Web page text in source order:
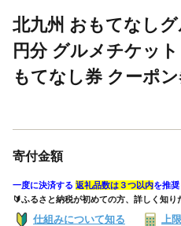
北九州 おもてなし
円分 グルメチケッ
もてなし券 クーポ
寄付金額
一度に決済する 返礼品数は３つ以内を推奨
🔰ふるさと納税が初めての方、詳しく知り
仕組みについて知る 上